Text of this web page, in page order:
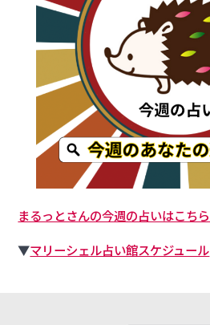
まるっとさんの今週の占いはこちら
▼マリーシェル占い館スケジュール